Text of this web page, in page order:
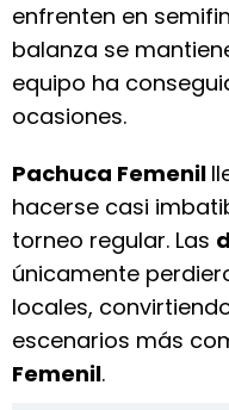
enfrenten en
balanza se
equipo ha
ocasiones.
Pachuca Femenil
hacerse casi
torneo regular. Las
únicamente
locales,
escenarios más
Femenil.